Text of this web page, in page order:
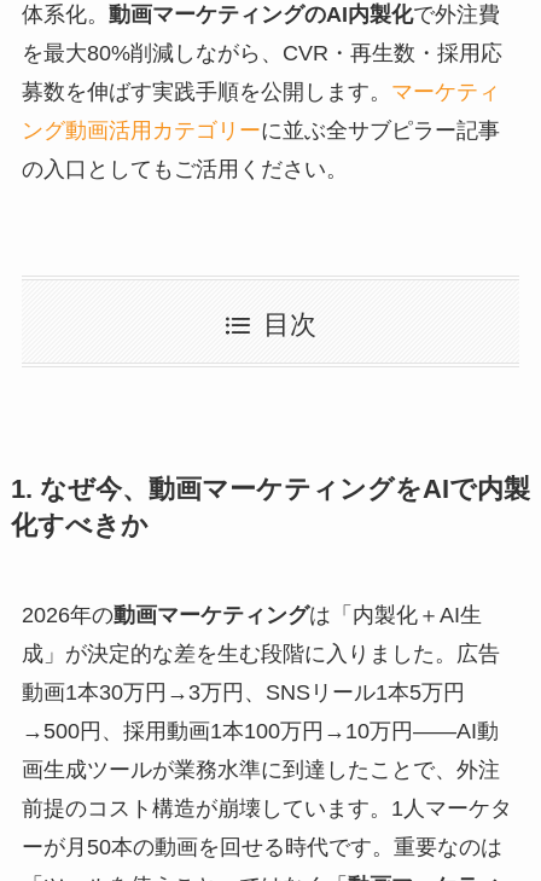
体系化。 動画マーケティングのAI内製化で外注費
を最大80%削減しながら、CVR・再生数・採用応
募数を伸ばす実践手順を公開します。 マーケティ
ング動画活用カテゴリーに並ぶ全サブピラー記事
の入口としてもご活用ください。
目次
1. なぜ今、動画マーケティングをAIで内製
化すべきか
2026年の動画マーケティングは「内製化＋AI生
成」が決定的な差を生む段階に入りました。広告
動画1本30万円→3万円、SNSリール1本5万円
→500円、採用動画1本100万円→10万円——AI動
画生成ツールが業務水準に到達したことで、外注
前提のコスト構造が崩壊しています。1人マーケタ
ーが月50本の動画を回せる時代です。重要なのは